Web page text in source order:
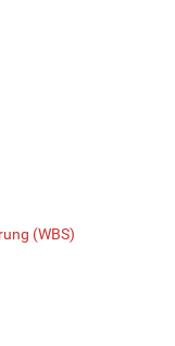
(WBS)